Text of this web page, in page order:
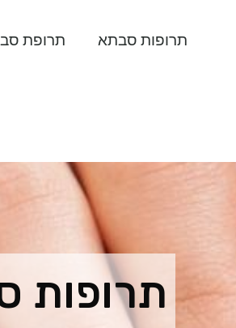
תרופות סבתא תרופת
תרופות